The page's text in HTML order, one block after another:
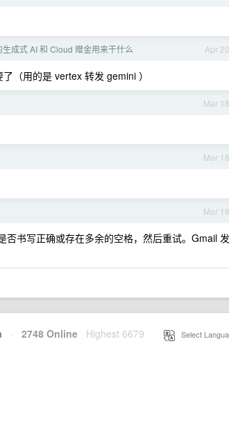
Apr 20
成式 AI 和 Cloud 赠金用来干什么
（用的是 vertex 转发 gemini ）
Mar 18
Mar 18
Mar 18
书写正确或存在多余的空格，然后重试。Gmail 发
· 2748 Online Highest 6679 Select